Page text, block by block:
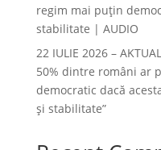
regim mai puțin
stabilitate | AUDIO
22 IULIE 2026 –
50% dintre români ar
democratic dacă
și stabilitate”